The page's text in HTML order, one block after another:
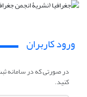
ورود کاربران
در صورتی که در سامانه
کنید.